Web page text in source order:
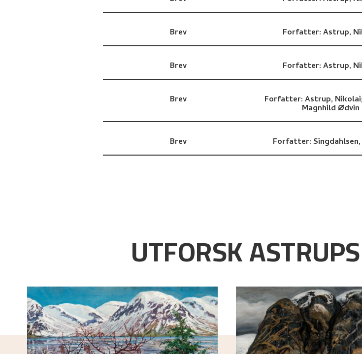
Brev Forfatter:Astrup,
Brev Forfatter:Astrup,
Brev Forfatter:Astrup, Nikolai;
Magnhild Ødvin
Brev Forfatter:
UTFORSK